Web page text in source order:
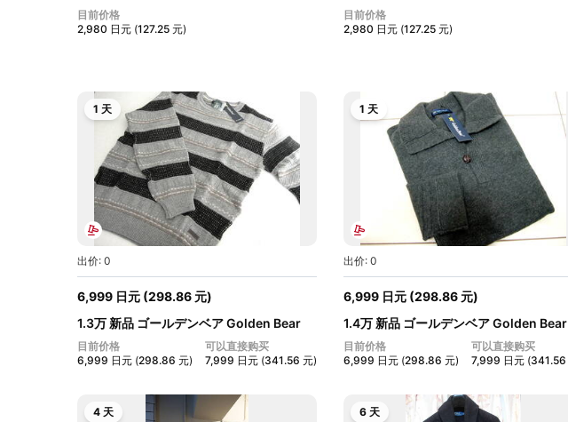
ネ...
目前价格
2,980 日元 (127.25 元)
色...
目前价格
2,980 日元 (127.25 元)
1 天
出价: 0
6,999 日元 (298.86 元)
1.3万 新品 ゴールデンベア Golden Bear
メ...
目前价格
6,999 日元 (298.86 元)
可以直接购买
7,999 日元 (341.56 元)
1 天
出价: 0
6,999 日元 (298.86 元)
1.4万 新品 ゴールデンベア Golden Bear
メ...
目前价格
6,999 日元 (298.86 元)
可以直接购买
7,999 日元 (341.56
4 天 6 天